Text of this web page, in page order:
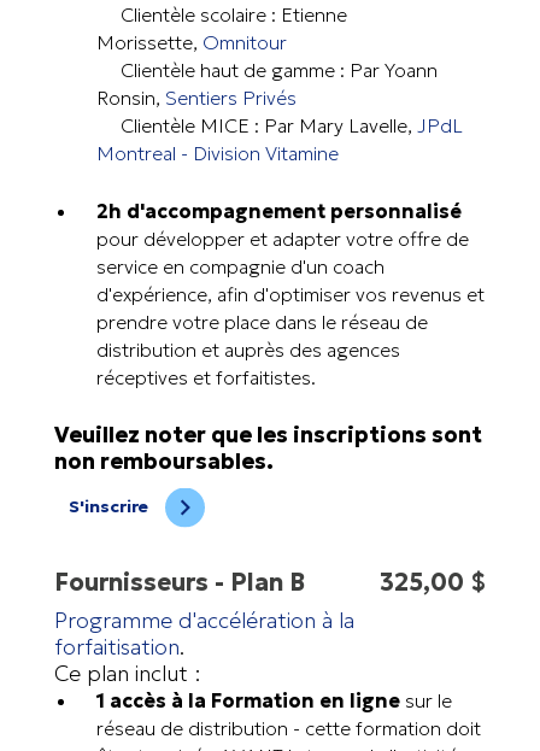
Clientèle scolaire : Etienne
Morissette, Omnitour
Clientèle haut de gamme : Par Yoann
Ronsin, Sentiers Privés
Clientèle MICE : Par Mary Lavelle, JPdL
Montreal - Division Vitamine
2h d'accompagnement personnalisé
pour développer et adapter votre offre de
service en compagnie d'un coach
d'expérience, afin d'optimiser vos revenus et
prendre votre place dans le réseau de
distribution et auprès des agences
réceptives et forfaitistes.
Veuillez noter que les inscriptions sont
non remboursables.
S'inscrire
Fournisseurs - Plan B 325,00 $
Programme d'accélération à la
forfaitisation.
Ce plan inclut :
1 accès à la Formation en ligne sur le
réseau de distribution - cette formation doit